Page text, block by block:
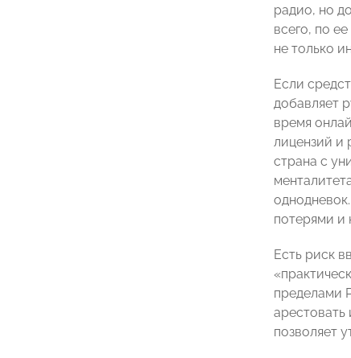
радио, но
всего, по
не только
Если
добавляет
время
лицензий и
страна с
потерями и
Есть риск
пределами
позволяет